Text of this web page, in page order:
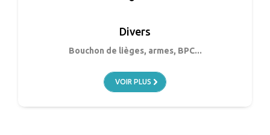
Divers
Bouchon de lièges, armes, BPC...
VOIR PLUS